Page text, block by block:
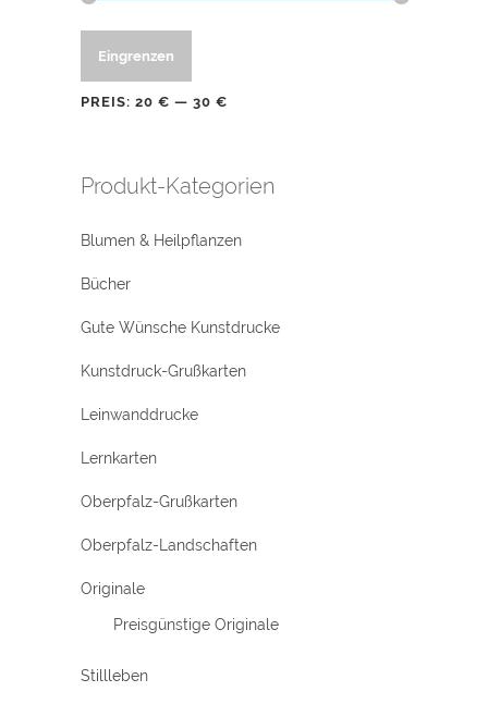
Eingrenzen
PREIS: 20 € — 30 €
Produkt-Kategorien
Blumen & Heilpflanzen
Bücher
Gute Wünsche Kunstdrucke
Kunstdruck-Grußkarten
Leinwanddrucke
Lernkarten
Oberpfalz-Grußkarten
Oberpfalz-Landschaften
Originale
Preisgünstige Originale
Stillleben